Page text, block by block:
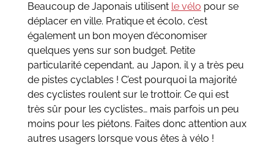
Beaucoup de Japonais utilisent le vélo pour se
déplacer en ville. Pratique et écolo, c’est
également un bon moyen d’économiser
quelques yens sur son budget. Petite
particularité cependant, au Japon, il y a très peu
de pistes cyclables ! C’est pourquoi la majorité
des cyclistes roulent sur le trottoir. Ce qui est
très sûr pour les cyclistes… mais parfois un peu
moins pour les piétons. Faites donc attention aux
autres usagers lorsque vous êtes à vélo !